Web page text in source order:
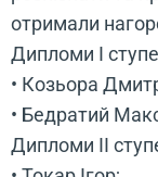
отримали
Дипломи І
• Козьора
• Бедратий
Дипломи ІІ